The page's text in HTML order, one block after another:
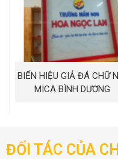
BIỂN HIỆU GIẢ ĐÁ CHỮ
MICA BÌNH DƯƠNG
ĐỐI TÁC CỦA